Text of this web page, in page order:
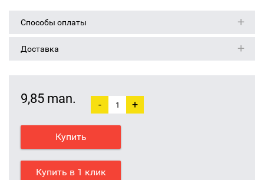
Способы оплаты
Доставка
9,85 man. - +
Купить
Купить в 1 клик